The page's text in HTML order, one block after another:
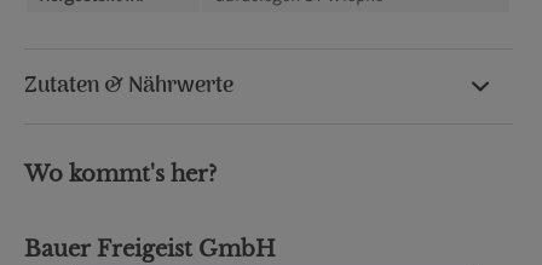
Zutaten & Nährwerte
Wo kommt's her?
Bauer Freigeist GmbH